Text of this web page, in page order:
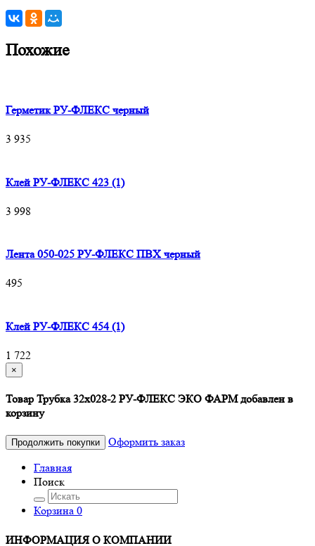
Похожие
Герметик РУ-ФЛЕКС черный
3 935
Клей РУ-ФЛЕКС 423 (1)
3 998
Лента 050-025 РУ-ФЛЕКС ПВХ черный
495
Клей РУ-ФЛЕКС 454 (1)
1 722
×
Товар Трубка 32х028-2 РУ-ФЛЕКС ЭКО ФАРМ добавлен в
корзину
Продолжить покупки
Оформить заказ
Главная
Поиск
Корзина 0
ИНФОРМАЦИЯ О КОМПАНИИ